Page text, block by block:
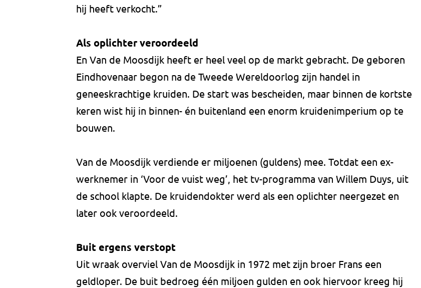
hij heeft verkocht.”
Als oplichter veroordeeld
En Van de Moosdijk heeft er heel veel op de markt gebracht. De geboren
Eindhovenaar begon na de Tweede Wereldoorlog zijn handel in
geneeskrachtige kruiden. De start was bescheiden, maar binnen de kortste
keren wist hij in binnen- én buitenland een enorm kruidenimperium op te
bouwen.
Van de Moosdijk verdiende er miljoenen (guldens) mee. Totdat een ex-
werknemer in ‘Voor de vuist weg’, het tv-programma van Willem Duys, uit
de school klapte. De kruidendokter werd als een oplichter neergezet en
later ook veroordeeld.
Buit ergens verstopt
Uit wraak overviel Van de Moosdijk in 1972 met zijn broer Frans een
geldloper. De buit bedroeg één miljoen gulden en ook hiervoor kreeg hij